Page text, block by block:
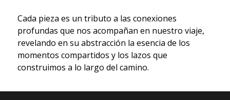
Cada pieza es un tributo a las conexiones
profundas que nos acompañan en nuestro viaje,
revelando en su abstracción la esencia de los
momentos compartidos y los lazos que
construimos a lo largo del camino.